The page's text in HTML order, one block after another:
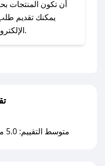
مع صحصح، تسوق
كوبونات خصم حصرية من سلي ديزاينر!
أن تكون المنتجات
يمكنك تقديم
الإلكتروني أو من خلال خدمة العملاء.
متوسط التقييم: 5.0 من 5 نجوم بواسطة 0 مستخدمين